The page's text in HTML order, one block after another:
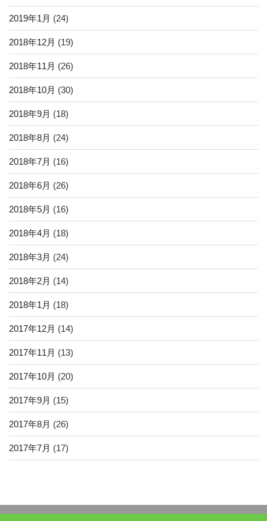
2019年1月 (24)
2018年12月 (19)
2018年11月 (26)
2018年10月 (30)
2018年9月 (18)
2018年8月 (24)
2018年7月 (16)
2018年6月 (26)
2018年5月 (16)
2018年4月 (18)
2018年3月 (24)
2018年2月 (14)
2018年1月 (18)
2017年12月 (14)
2017年11月 (13)
2017年10月 (20)
2017年9月 (15)
2017年8月 (26)
2017年7月 (17)